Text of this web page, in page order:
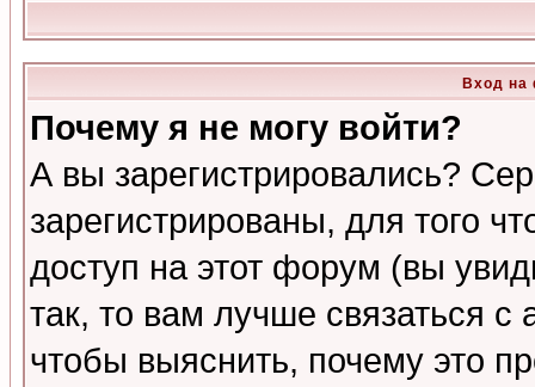
Вход на
Почему я не могу войти?
А вы зарегистрировались?
зарегистрированы, для того
доступ на этот форум (вы
так, то вам лучше связаться
чтобы выяснить, почему это